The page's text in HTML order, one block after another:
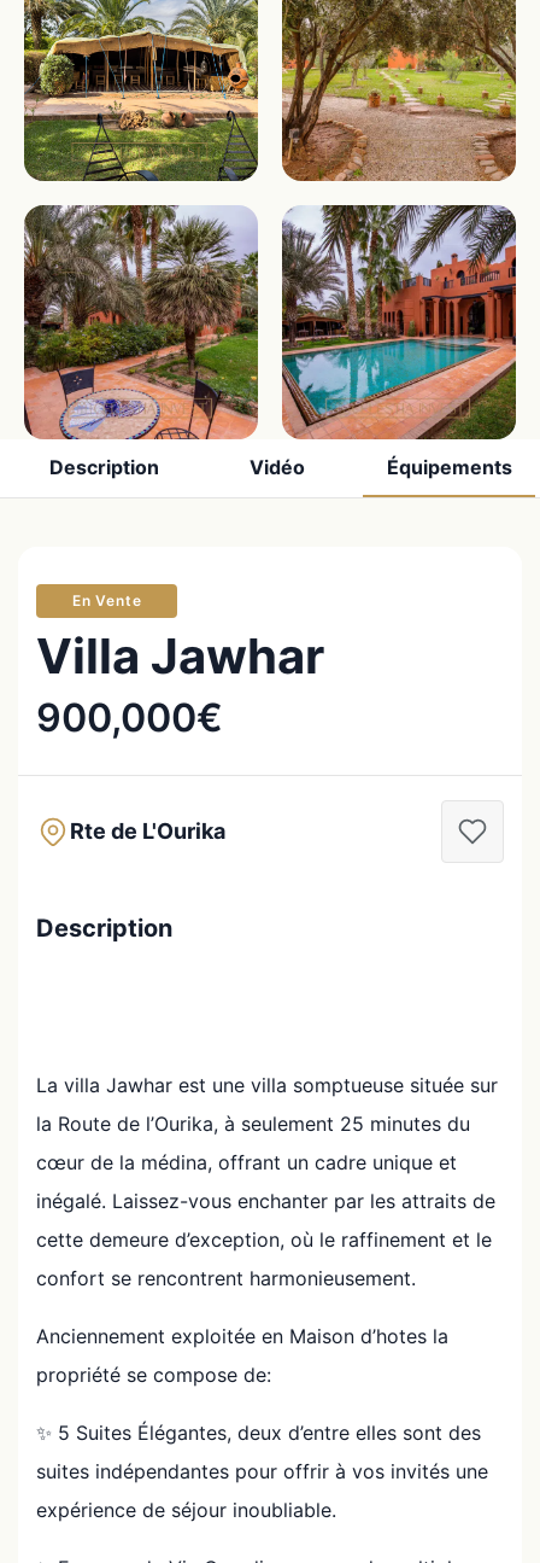
Description Vidéo Équipements
En Vente
Villa Jawhar
900,000€
Rte de L'Ourika
Description
La villa Jawhar est une villa somptueuse située sur
la Route de l’Ourika, à seulement 25 minutes du
cœur de la médina, offrant un cadre unique et
inégalé. Laissez-vous enchanter par les attraits de
cette demeure d’exception, où le raffinement et le
confort se rencontrent harmonieusement.
Anciennement exploitée en Maison d’hotes la
propriété se compose de:
✨ 5 Suites Élégantes, deux d’entre elles sont des
suites indépendantes pour offrir à vos invités une
expérience de séjour inoubliable.